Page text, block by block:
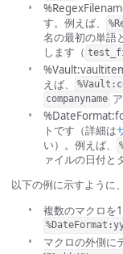
す。例えば、
名の最初の単語
します（
えば、
companyname
トです（詳細は
い）。例えば、
ァイルの日付と
以下の例に示すように
複数のマクロを
マクロの外側に